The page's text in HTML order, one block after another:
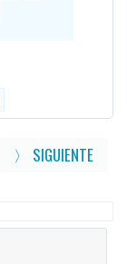
〉 SIGUIENTE